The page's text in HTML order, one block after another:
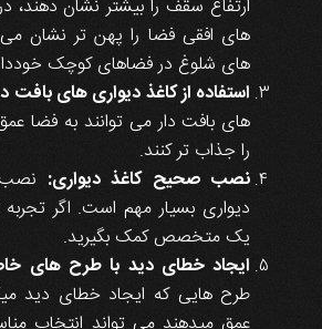
ارتفاع سقف را بیشتر نشان دهند،
های افقی فضا را پهن تر نشان
های شلوغ در فضاهای کوچک
استفاده از کاغذ دیواری های بافت
های بافت دار می توانند به فضا
را جذاب تر کنند.
نصب صحیح کاغذ دیواری:
دیواری بسیار مهم است. اگر تجربه
یک متخصص کمک بگیرید.
ایجاد خطای دید با طرح های
طرح هایی که ایجاد خطای دید